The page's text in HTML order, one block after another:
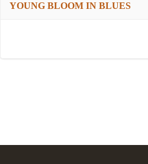
YOUNG BLOOM IN BLUES